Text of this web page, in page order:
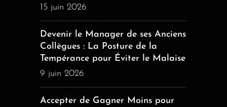
15 juin 2026
Devenir le Manager de ses Anciens
Collègues : La Posture de la
Tempérance pour Éviter le Malaise
9 juin 2026
Accepter de Gagner Moins pour